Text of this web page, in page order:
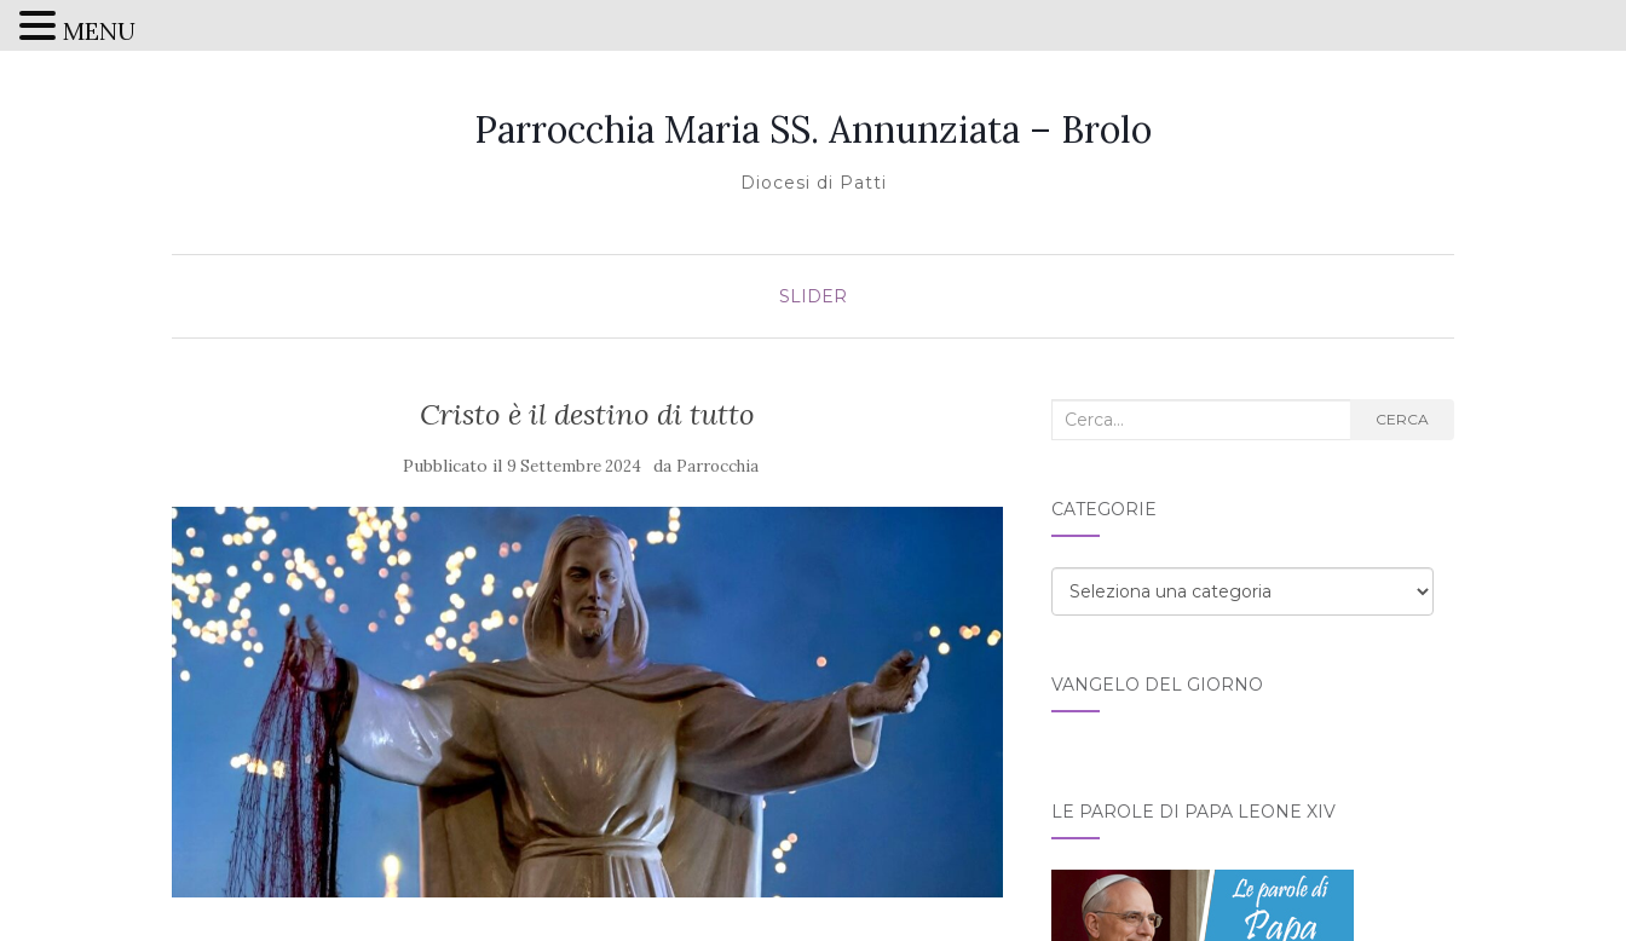
Parrocchia Maria SS. Annunziata – Brolo
Diocesi di Patti
SLIDER
Cristo è il destino di tutto
Pubblicato il9 Settembre 2024 da Parrocchia
Cerca
CERCA
CATEGORIE
Categorie
VANGELO DEL GIORNO
LE PAROLE DI PAPA LEONE XIV
MENU